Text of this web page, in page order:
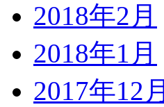
2018年2月
2018年1月
2017年12月